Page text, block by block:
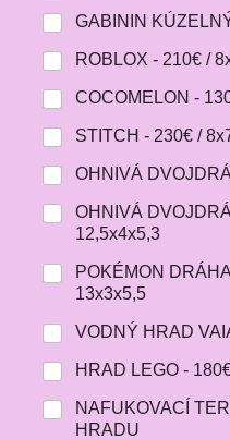
ROBLOX - 210€ /
COCOMELON -
STITCH - 230€ /
OHNIVÁ
OHNIVÁ
12,5x4x5,3
POKÉMON
13x3x5,5
VODNÝ HRAD
HRAD LEGO -
NAFUKOVACÍ
HRADU